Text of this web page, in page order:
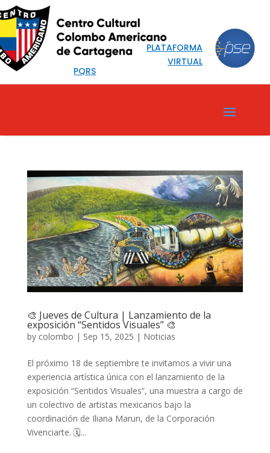
PQRS
PLATAFORMA
VIRTUAL
🎨 Jueves de Cultura | Lanzamiento de la
exposición “Sentidos Visuales” 🎨
by colombo | Sep 15, 2025 | Noticias
El próximo 18 de septiembre te invitamos a vivir una
experiencia artística única con el lanzamiento de la
exposición “Sentidos Visuales”, una muestra a cargo de
un colectivo de artistas mexicanos bajo la
coordinación de Iliana Marun, de la Corporación
Vivenciarte. 🗓...